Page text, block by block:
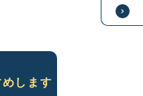
します